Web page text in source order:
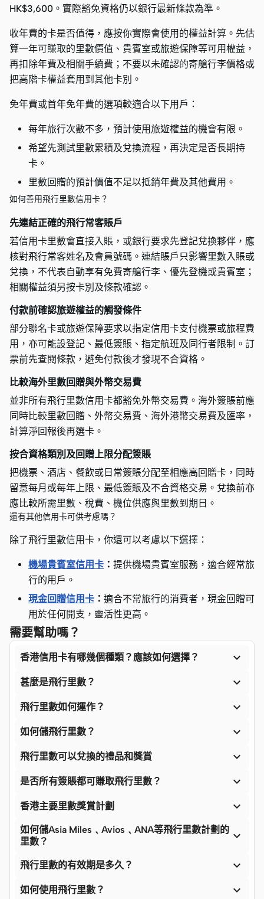
HK$3,600。實際豁免資格仍以銀行最新條款為準。
收年費的卡是否值得，應按你實際會使用的權益計算。先估
算一年可賺取的里數價值、貴賓室或旅遊保障等可用權益，
再扣除年費及相關手續費；不要以未確認的寄艙行李價格或
把高階卡權益套用到其他卡別。
免年費或首年免年費的選項較適合以下用戶：
每年旅行次數不多，預計使用旅遊權益的機會有限。
希望先測試里數累積及兌換流程，再決定是否長期持
卡。
里數回贈的預計價值不足以抵銷年費及其他費用。
如何善用飛行里數信用卡？
先連結正確的飛行常客賬戶
若信用卡里數會直接入賬，或銀行要求先登記兌換夥伴，應
核對飛行常客姓名及會員號碼。連結賬戶只影響里數入賬或
兌換，不代表自動享有免費寄艙行李、優先登機或貴賓室；
相關權益須另按卡別及條款確認。
付款前確認旅遊權益的觸發條件
部分聯名卡或旅遊保障要求以指定信用卡支付機票或旅程費
用，亦可能設登記、最低簽賬、指定航班及同行者限制。訂
票前先查閱條款，避免付款後才發現不合資格。
比較海外里數回贈與外幣交易費
並非所有飛行里數信用卡都豁免外幣交易費。海外簽賬前應
同時比較里數回贈、外幣交易費、海外港幣交易費及匯率，
計算淨回報後再選卡。
按合資格類別及回贈上限分配簽賬
把機票、酒店、餐飲或日常簽賬分配至相應高回贈卡，同時
留意每月或每年上限、最低簽賬及不合資格交易。兌換前亦
應比較所需里數、稅費、機位供應與里數到期日。
還有其他信用卡可供考慮嗎？
除了飛行里數信用卡，你還可以考慮以下選擇：
機場貴賓室信用卡 ： 提供機場貴賓室服務，適合經常旅
行的用戶。
現金回贈信用卡 ： 適合不常旅行的消費者，現金回贈可
用於任何開支，靈活性更高。
需要幫助嗎？
香港信用卡有哪幾個種類？應該如何選擇？ 
甚麼是飛行里數？ 
飛行里數如何運作？ 
如何儲飛行里數？ 
飛行里數可以兌換的禮品和獎賞 
是否所有簽賬都可賺取飛行里數？ 
香港主要里數獎賞計劃 
如何儲Asia Miles﹑Avios﹑ANA等飛行里數計劃的
里數？

飛行里數的有效期是多久？ 
如何使用飛行里數？ 